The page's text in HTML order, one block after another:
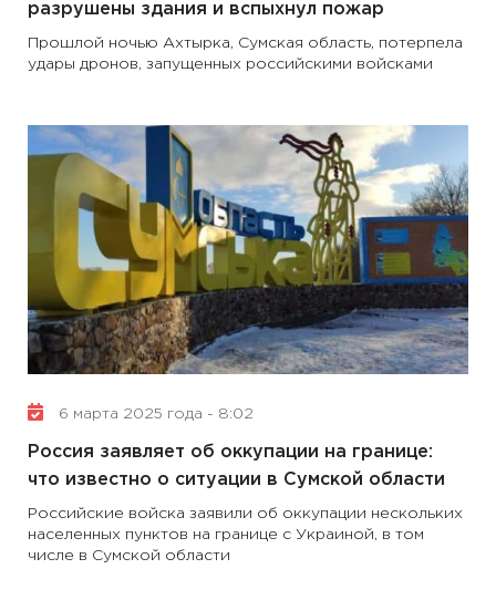
разрушены здания и вспыхнул пожар
Прошлой ночью Ахтырка, Сумская область, потерпела
удары дронов, запущенных российскими войсками
6 марта 2025 года - 8:02
Россия заявляет об оккупации на границе:
что известно о ситуации в Сумской области
Российские войска заявили об оккупации нескольких
населенных пунктов на границе с Украиной, в том
числе в Сумской области